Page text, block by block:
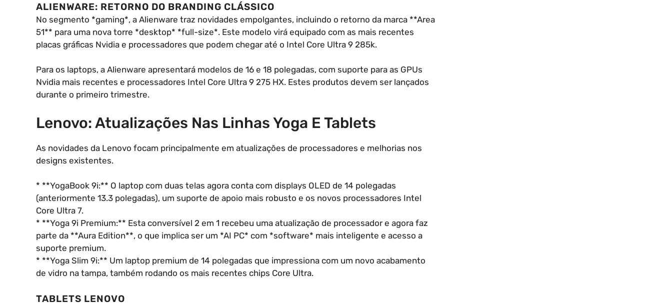
ALIENWARE: RETORNO DO BRANDING CLÁSSICO
No segmento *gaming*, a Alienware traz novidades empolgantes, incluindo o retorno da marca **Area
51** para uma nova torre *desktop* *full-size*. Este modelo virá equipado com as mais recentes
placas gráficas Nvidia e processadores que podem chegar até o Intel Core Ultra 9 285k.
Para os laptops, a Alienware apresentará modelos de 16 e 18 polegadas, com suporte para as GPUs
Nvidia mais recentes e processadores Intel Core Ultra 9 275 HX. Estes produtos devem ser lançados
durante o primeiro trimestre.
Lenovo: Atualizações Nas Linhas Yoga E Tablets
As novidades da Lenovo focam principalmente em atualizações de processadores e melhorias nos
designs existentes.
* **YogaBook 9i:** O laptop com duas telas agora conta com displays OLED de 14 polegadas
(anteriormente 13.3 polegadas), um suporte de apoio mais robusto e os novos processadores Intel
Core Ultra 7.
* **Yoga 9i Premium:** Esta conversível 2 em 1 recebeu uma atualização de processador e agora faz
parte da **Aura Edition**, o que implica ser um *AI PC* com *software* mais inteligente e acesso a
suporte premium.
* **Yoga Slim 9i:** Um laptop premium de 14 polegadas que impressiona com um novo acabamento
de vidro na tampa, também rodando os mais recentes chips Core Ultra.
TABLETS LENOVO